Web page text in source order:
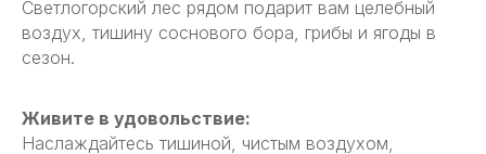
Светлогорский лес рядом подарит вам целебный
воздух, тишину соснового бора, грибы и ягоды в
сезон.
Живите в удовольствие:
Наслаждайтесь тишиной, чистым воздухом,